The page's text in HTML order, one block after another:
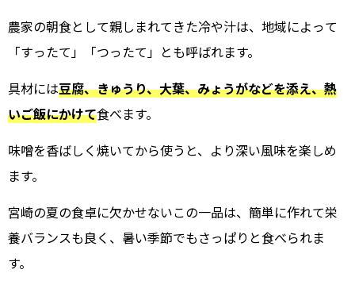
農家の朝食として親しまれてきた冷や汁は、地域によって
「すったて」「つったて」とも呼ばれます。
具材には豆腐、きゅうり、大葉、みょうがなどを添え、熱
いご飯にかけて食べます。
味噌を香ばしく焼いてから使うと、より深い風味を楽しめ
ます。
宮崎の夏の食卓に欠かせないこの一品は、簡単に作れて栄
養バランスも良く、暑い季節でもさっぱりと食べられま
す。